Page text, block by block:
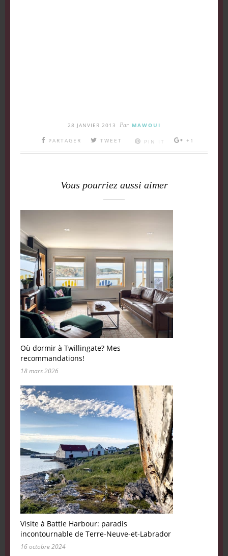
28 JANVIER 2013 Par MAWOUI
PARTAGER TWEET PIN IT +1
Vous pourriez aussi aimer
Où dormir à Twillingate? Mes
recommandations!
18 mars 2026
Visite à Battle Harbour: paradis
incontournable de Terre-Neuve-et-Labrador
16 octobre 2024